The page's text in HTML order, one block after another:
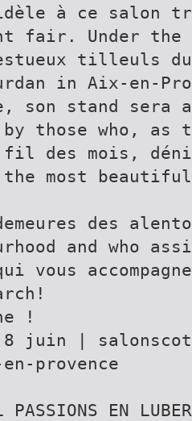
à ce salon
fair. Under
tilleuls du
in Aix-en-
son stand sera
those who, as
des mois,
most
des
and who
vous
!
8 juin |
provence
PASSIONS EN